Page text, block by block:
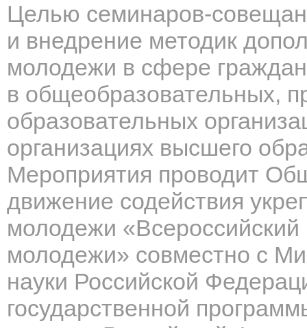
Целью семинаров-
и внедрение методик
молодежи в сфере
в общеобразовательных,
образовательных
организациях высшего
Мероприятия проводит
движение содействия
молодежи
молодежи» совместно с
науки Российской
государственной